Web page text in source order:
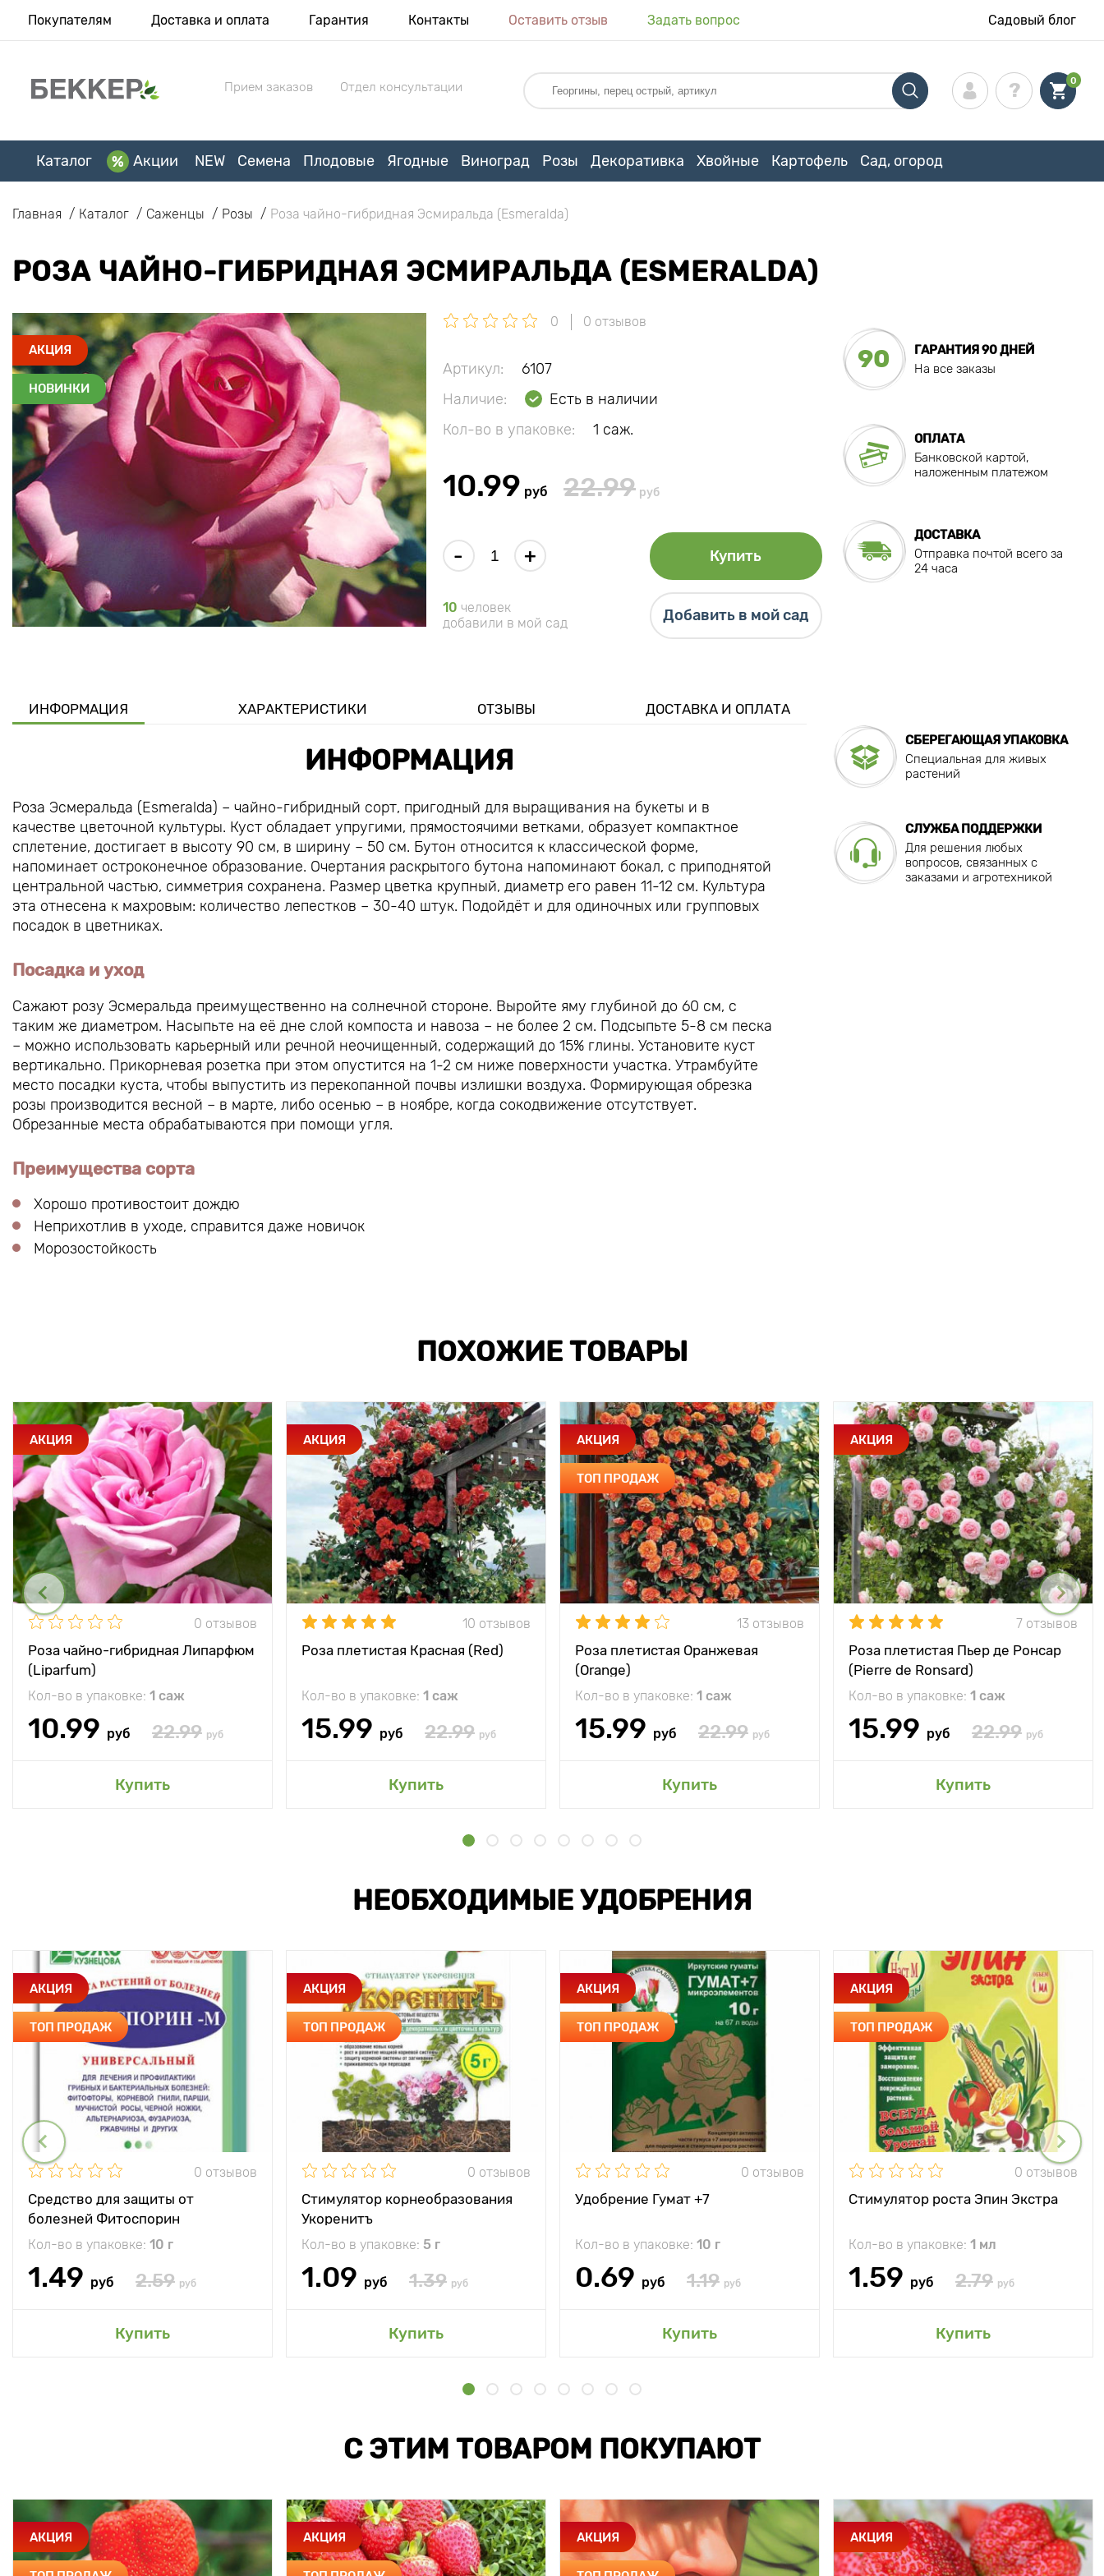
Покупателям Доставка и оплата Гарантия Контакты Оставить отзыв Задать вопрос Садовый блог
Прием заказов Отдел консультации 0
Каталог Акции NEW Семена Плодовые Ягодные Виноград Розы Декоративка Хвойные Картофель Сад, огород
Главная Каталог Саженцы Розы Роза чайно-гибридная Эсмиральда (Esmeralda)
РОЗА ЧАЙНО-ГИБРИДНАЯ ЭСМИРАЛЬДА (ESMERALDA)
АКЦИЯ
НОВИНКИ
0 0 отзывов
Артикул:
6107
Наличие:
Есть в наличии
Кол-во в упаковке:
1 саж.
10.99 руб 22.99 руб
- + Купить
10 человек
добавили в мой сад
Добавить в мой сад
90
ГАРАНТИЯ 90 ДНЕЙ
На все заказы
ОПЛАТА
Банковской картой,
наложенным платежом
ДОСТАВКА
Отправка почтой всего за
24 часа
ИНФОРМАЦИЯ ХАРАКТЕРИСТИКИ ОТЗЫВЫ ДОСТАВКА И ОПЛАТА
ИНФОРМАЦИЯ
Роза Эсмеральда (Esmeralda) – чайно-гибридный сорт, пригодный для выращивания на букеты и в
качестве цветочной культуры. Куст обладает упругими, прямостоячими ветками, образует компактное
сплетение, достигает в высоту 90 см, в ширину – 50 см. Бутон относится к классической форме,
напоминает остроконечное образование. Очертания раскрытого бутона напоминают бокал, с приподнятой
центральной частью, симметрия сохранена. Размер цветка крупный, диаметр его равен 11-12 см. Культура
эта отнесена к махровым: количество лепестков – 30-40 штук. Подойдёт и для одиночных или групповых
посадок в цветниках.
Посадка и уход
Сажают розу Эсмеральда преимущественно на солнечной стороне. Выройте яму глубиной до 60 см, с
таким же диаметром. Насыпьте на её дне слой компоста и навоза – не более 2 см. Подсыпьте 5-8 см песка
– можно использовать карьерный или речной неочищенный, содержащий до 15% глины. Установите куст
вертикально. Прикорневая розетка при этом опустится на 1-2 см ниже поверхности участка. Утрамбуйте
место посадки куста, чтобы выпустить из перекопанной почвы излишки воздуха. Формирующая обрезка
розы производится весной – в марте, либо осенью – в ноябре, когда сокодвижение отсутствует.
Обрезанные места обрабатываются при помощи угля.
Преимущества сорта
Хорошо противостоит дождю
Неприхотлив в уходе, справится даже новичок
Морозостойкость
СБЕРЕГАЮЩАЯ УПАКОВКА
Специальная для живых
растений
СЛУЖБА ПОДДЕРЖКИ
Для решения любых
вопросов, связанных с
заказами и агротехникой
ПОХОЖИЕ ТОВАРЫ
АКЦИЯ
0 отзывов
Роза чайно-гибридная Липарфюм
(Liparfum)
Кол-во в упаковке: 1 саж
10.99 руб 22.99 руб
Купить
АКЦИЯ
10 отзывов
Роза плетистая Красная (Red)
Кол-во в упаковке: 1 саж
15.99 руб 22.99 руб
Купить
АКЦИЯ
ТОП ПРОДАЖ
13 отзывов
Роза плетистая Оранжевая
(Orange)
Кол-во в упаковке: 1 саж
15.99 руб 22.99 руб
Купить
АКЦИЯ
7 отзывов
Роза плетистая Пьер де Ронсар
(Pierre de Ronsard)
Кол-во в упаковке: 1 саж
15.99 руб 22.99 руб
Купить
НЕОБХОДИМЫЕ УДОБРЕНИЯ
АКЦИЯ
ТОП ПРОДАЖ
0 отзывов
Средство для защиты от
болезней Фитоспорин
Кол-во в упаковке: 10 г
1.49 руб 2.59 руб
Купить
АКЦИЯ
ТОП ПРОДАЖ
0 отзывов
Стимулятор корнеобразования
Укоренитъ
Кол-во в упаковке: 5 г
1.09 руб 1.39 руб
Купить
АКЦИЯ
ТОП ПРОДАЖ
0 отзывов
Удобрение Гумат +7
Кол-во в упаковке: 10 г
0.69 руб 1.19 руб
Купить
АКЦИЯ
ТОП ПРОДАЖ
0 отзывов
Стимулятор роста Эпин Экстра
Кол-во в упаковке: 1 мл
1.59 руб 2.79 руб
Купить
С ЭТИМ ТОВАРОМ ПОКУПАЮТ
АКЦИЯ АКЦИЯ АКЦИЯ АКЦИЯ